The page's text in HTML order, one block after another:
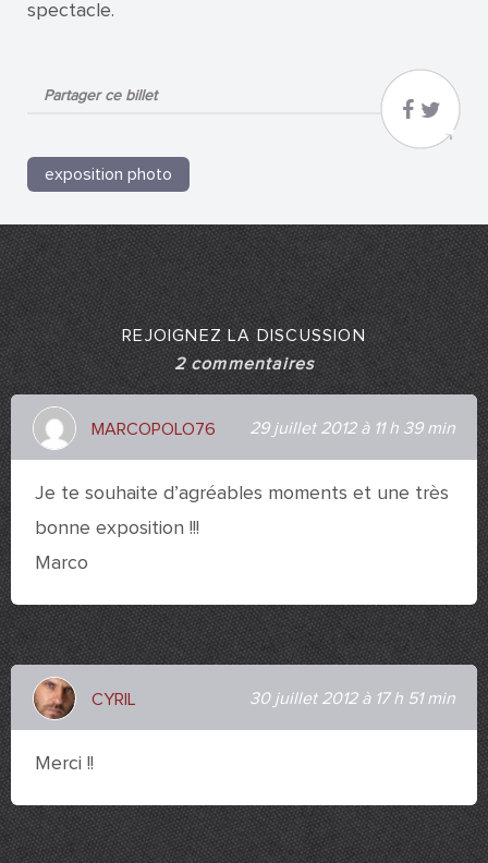
spectacle.
Partager ce billet
exposition photo
REJOIGNEZ LA DISCUSSION
2 commentaires
MARCOPOLO76 29 juillet 2012 à 11 h 39 min
Je te souhaite d’agréables moments et une très
bonne exposition !!!
Marco
CYRIL 30 juillet 2012 à 17 h 51 min
Merci !!